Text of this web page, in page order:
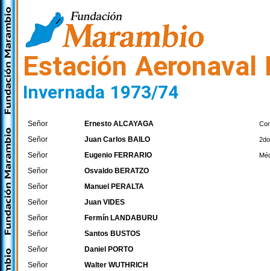
Estación Aeronaval
Invernada 1973/74
Señor Ernesto ALCAYAGA
Señor Juan Carlos BAILO
Señor Eugenio FERRARIO
Señor
Osvaldo BERATZO
Señor
Manuel PERALTA
Señor
Juan VIDES
Señor
Fermín LANDABURU
Señor
Santos BUSTOS
Señor
Daniel PORTO
Señor
Walter WUTHRICH